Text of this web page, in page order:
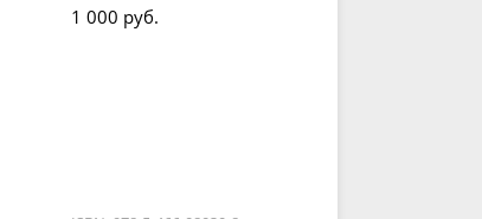
1 000 руб.